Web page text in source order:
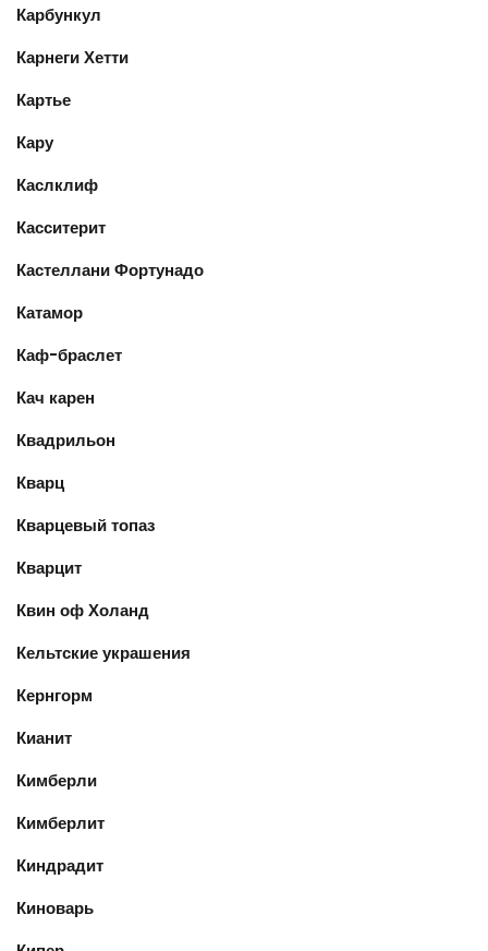
Карбункул
Карнеги Хетти
Картье
Кару
Каслклиф
Касситерит
Кастеллани Фортунадо
Катамор
Каф-браслет
Кач карен
Квадрильон
Кварц
Кварцевый топаз
Кварцит
Квин оф Холанд
Кельтские украшения
Кернгорм
Кианит
Кимберли
Кимберлит
Киндрадит
Киноварь